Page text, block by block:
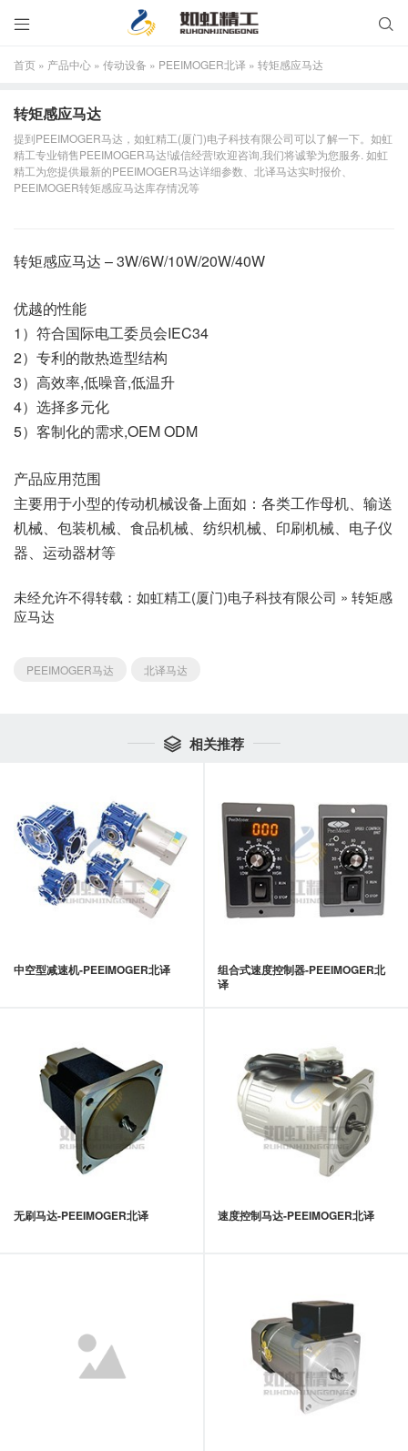


首页 » 产品中心 » 传动设备 » PEEIMOGER北译 » 转矩感应马达
转矩感应马达
提到PEEIMOGER马达，如虹精工(厦门)电子科技有限公司可以了解一下。如虹
精工专业销售PEEIMOGER马达!诚信经营!欢迎咨询,我们将诚挚为您服务. 如虹
精工为您提供最新的PEEIMOGER马达详细参数、北译马达实时报价、
PEEIMOGER转矩感应马达库存情况等
转矩感应马达 – 3W/6W/10W/20W/40W
优越的性能
1）符合国际电工委员会IEC34
2）专利的散热造型结构
3）高效率,低噪音,低温升
4）选择多元化
5）客制化的需求,OEM ODM
产品应用范围
主要用于小型的传动机械设备上面如：各类工作母机、输送
机械、包装机械、食品机械、纺织机械、印刷机械、电子仪
器、运动器材等
未经允许不得转载： 如虹精工(厦门)电子科技有限公司 » 转矩感
应马达
PEEIMOGER马达 北译马达
 相关推荐
中空型减速机-PEEIMOGER北译
组合式速度控制器-PEEIMOGER北
译
无刷马达-PEEIMOGER北译 速度控制马达-PEEIMOGER北译